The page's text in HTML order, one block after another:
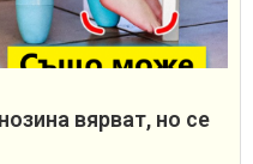
вярват, но се